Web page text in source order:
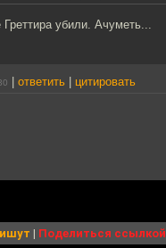
убили. Ачуметь...
ответить цитировать
| Поделиться ссылкой